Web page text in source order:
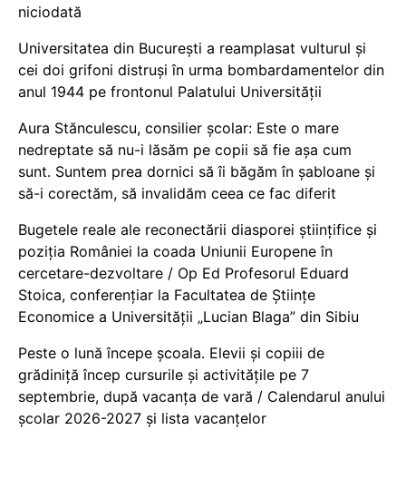
niciodată
Universitatea din București a reamplasat vulturul și
cei doi grifoni distruși în urma bombardamentelor din
anul 1944 pe frontonul Palatului Universității
Aura Stănculescu, consilier școlar: Este o mare
nedreptate să nu-i lăsăm pe copii să fie așa cum
sunt. Suntem prea dornici să îi băgăm în șabloane și
să-i corectăm, să invalidăm ceea ce fac diferit
Bugetele reale ale reconectării diasporei științifice și
poziția României la coada Uniunii Europene în
cercetare-dezvoltare / Op Ed Profesorul Eduard
Stoica, conferențiar la Facultatea de Științe
Economice a Universității „Lucian Blaga” din Sibiu
Peste o lună începe școala. Elevii și copiii de
grădiniță încep cursurile și activitățile pe 7
septembrie, după vacanța de vară / Calendarul anului
școlar 2026-2027 și lista vacanțelor